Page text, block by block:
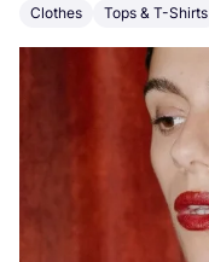
Clothes Tops & T-Shirts